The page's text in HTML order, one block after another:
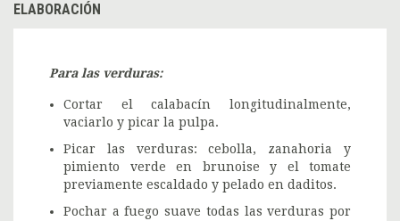
ELABORACIÓN
Para las verduras:
Cortar el calabacín longitudinalmente,
vaciarlo y picar la pulpa.
Picar las verduras: cebolla, zanahoria y
pimiento verde en brunoise y el tomate
previamente escaldado y pelado en daditos.
Pochar a fuego suave todas las verduras por